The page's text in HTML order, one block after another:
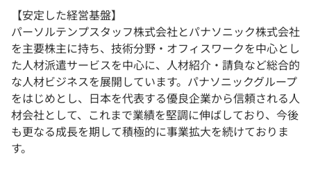
【安定した経営基盤】
パーソルテンプスタッフ株式会社とパナソニック株式会社
を主要株主に持ち、技術分野・オフィスワークを中心とし
た人材派遣サービスを中心に、人材紹介・請負など総合的
な人材ビジネスを展開しています。パナソニックグループ
をはじめとし、日本を代表する優良企業から信頼される人
材会社として、これまで業績を堅調に伸ばしており、今後
も更なる成長を期して積極的に事業拡大を続けておりま
す。